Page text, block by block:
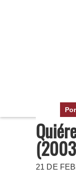
21 DE